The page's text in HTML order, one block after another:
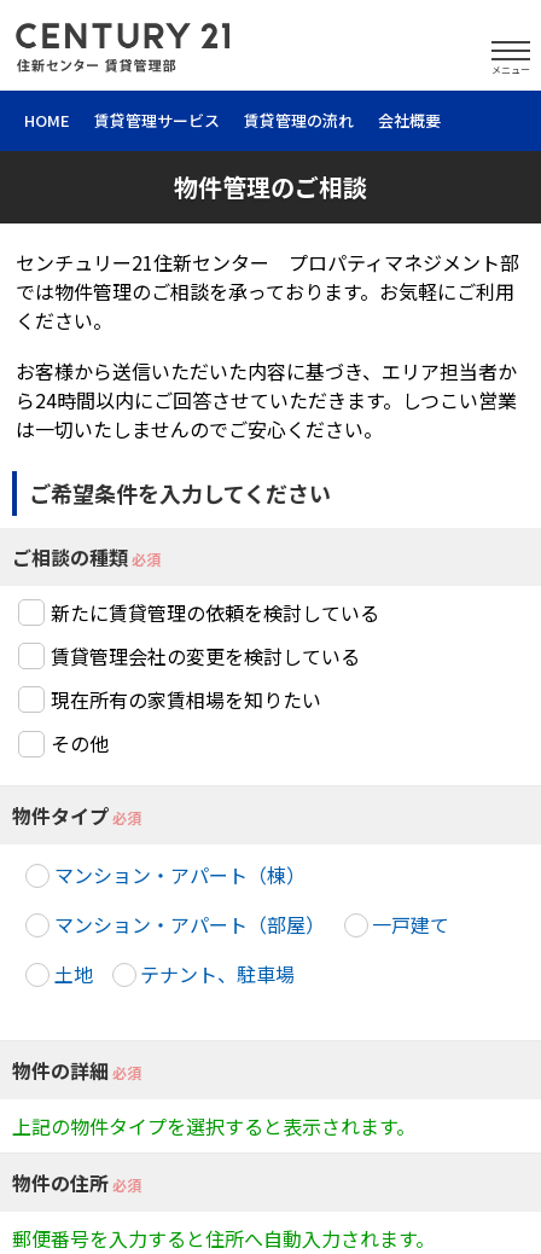
メニュー
HOME 賃貸管理サービス 賃貸管理の流れ 会社概要
物件管理のご相談
センチュリー21住新センター プロパティマネジメント部
では物件管理のご相談を承っております。お気軽にご利用
ください。
お客様から送信いただいた内容に基づき、エリア担当者か
ら24時間以内にご回答させていただきます。しつこい営業
は一切いたしませんのでご安心ください。
ご希望条件を入力してください
ご相談の種類必須
新たに賃貸管理の依頼を検討している
賃貸管理会社の変更を検討している
現在所有の家賃相場を知りたい
その他
物件タイプ必須
マンション・アパート（棟）
マンション・アパート（部屋）
一戸建て
土地
テナント、駐車場
物件の詳細 必須
上記の物件タイプを選択すると表示されます。
物件の住所必須
郵便番号を入力すると住所へ自動入力されます。